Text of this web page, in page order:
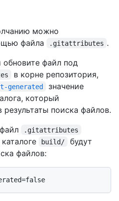
можно
файла
.gitattributes .
обновите файл под
в корне репозитория,
generated значение
который
поиска файлов.
.gitattributes
build/
будут
файлов: